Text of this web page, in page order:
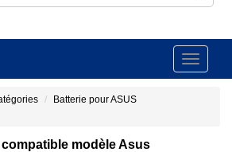
Toggle
Batterie pour ASUS
modèle Asus